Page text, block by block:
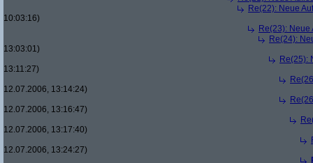
Re(22): Neue
10:03:16)
Re(23):
Re(24):
13:03:01)
Re(25):
13:11:27)
12.07.2006, 13:14:24)
12.07.2006, 13:16:47)
12.07.2006, 13:17:40)
12.07.2006, 13:24:27)